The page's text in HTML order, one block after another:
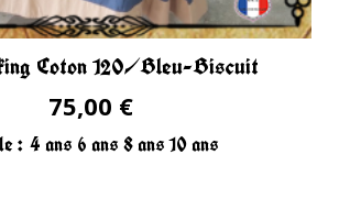
Coton 120/Bleu-Biscuit
75,00 €
: 4 ans 6 ans 8 ans10 ans